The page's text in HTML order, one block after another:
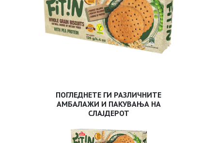
ПОГЛЕДНЕТЕ ГИ РАЗЛИЧНИТЕ
АМБАЛАЖИ И ПАКУВАЊА НА
СЛАЈДЕРОТ